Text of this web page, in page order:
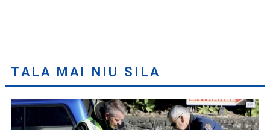
TALA MAI NIU SILA